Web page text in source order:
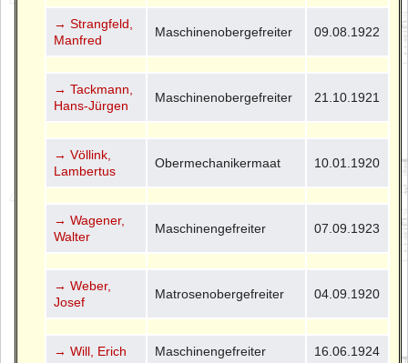
→ Strangfeld,
Manfred
Maschinenobergefreiter 09.08.1922
→ Tackmann,
Hans-Jürgen
Maschinenobergefreiter 21.10.1921
→ Völlink,
Lambertus
Obermechanikermaat 10.01.1920
→ Wagener,
Walter
Maschinengefreiter 07.09.1923
→ Weber,
Josef
Matrosenobergefreiter 04.09.1920
→ Will, Erich Maschinengefreiter 16.06.1924